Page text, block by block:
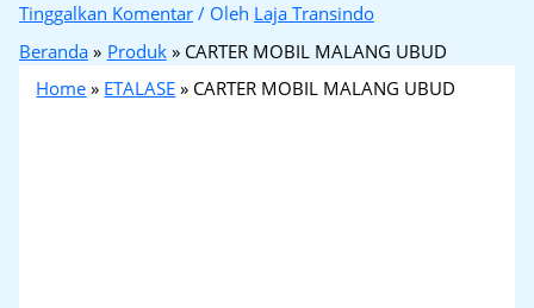
Tinggalkan Komentar / Oleh Laja Transindo
Beranda
Produk
CARTER MOBIL MALANG UBUD
Home » ETALASE » CARTER MOBIL MALANG UBUD